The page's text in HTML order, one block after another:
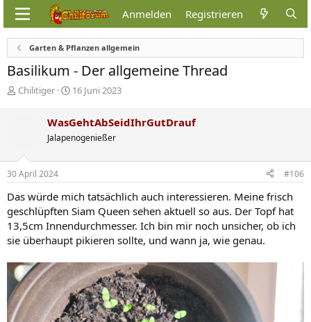
Anmelden Registrieren
Garten & Pflanzen allgemein
Basilikum - Der allgemeine Thread
E
l
e
Chilitiger
E
t
e
l
m
16 Juni 2023
WasGehtAbSeidIhrGutDrauf
Jalapenogenießer
30 April 2024 #106
Das würde mich tatsächlich auch interessieren. Meine frisch
geschlüpften Siam Queen sehen aktuell so aus. Der Topf hat
13,5cm Innendurchmesser. Ich bin mir noch unsicher, ob ich
sie überhaupt pikieren sollte, und wann ja, wie genau.